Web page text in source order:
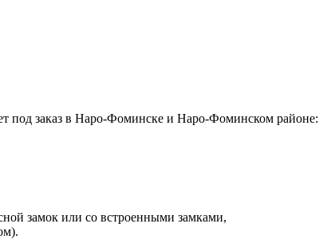
под заказ в Наро-Фоминске и Наро-Фоминском районе:
замок или со встроенными замками,